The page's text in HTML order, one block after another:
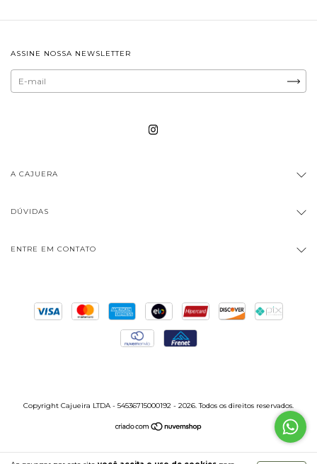
ASSINE NOSSA NEWSLETTER
A CAJUERA
DÚVIDAS
ENTRE EM CONTATO
Copyright Cajueira LTDA - 54536715000192 - 2026. Todos os direitos reservados.